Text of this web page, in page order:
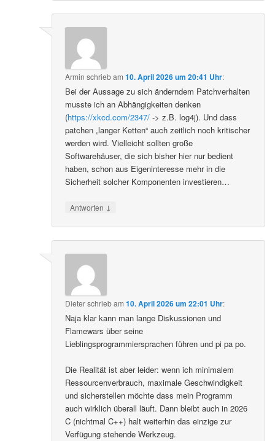
Armin schriebam10. April 2026 um 20:41 Uhr:
Bei der Aussage zu sich änderndem Patchverhalten
musste ich an Abhängigkeiten denken
(https://xkcd.com/2347/ -> z.B. log4j). Und dass
patchen „langer Ketten“ auch zeitlich noch kritischer
werden wird. Vielleicht sollten große
Softwarehäuser, die sich bisher hier nur bedient
haben, schon aus Eigeninteresse mehr in die
Sicherheit solcher Komponenten investieren…
Antworten ↓
Dieterschriebam10. April 2026 um 22:01 Uhr:
Naja klar kann man lange Diskussionen und
Flamewars über seine
Lieblingsprogrammiersprachen führen und pi pa po.
Die Realität ist aber leider: wenn ich minimalem
Ressourcenverbrauch, maximale Geschwindigkeit
und sicherstellen möchte dass mein Programm
auch wirklich überall läuft. Dann bleibt auch in 2026
C (nichtmal C++) halt weiterhin das einzige zur
Verfügung stehende Werkzeug.